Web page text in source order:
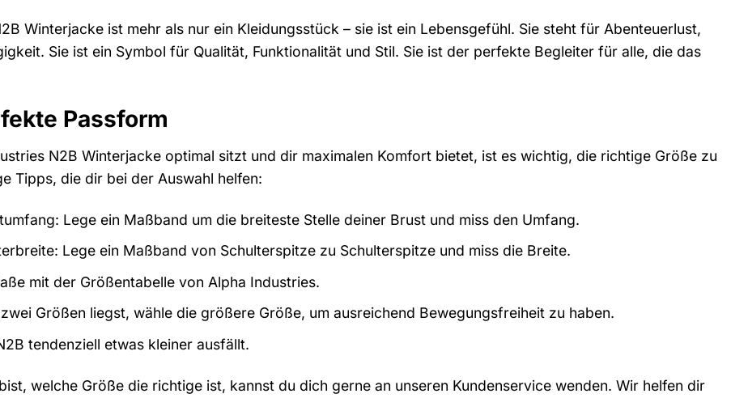
Winterjacke ist mehr als nur ein Kleidungsstück – sie ist ein Lebensgefühl. Sie steht für Abenteuerlust,
Sie ist ein Symbol für Qualität, Funktionalität und Stil. Sie ist der perfekte Begleiter für alle, die das
Passform
N2B Winterjacke optimal sitzt und dir maximalen Komfort bietet, ist es wichtig, die richtige Größe zu
Tipps, die dir bei der Auswahl helfen:
Lege ein Maßband um die breiteste Stelle deiner Brust und miss den Umfang.
Lege ein Maßband von Schulterspitze zu Schulterspitze und miss die Breite.
mit der Größentabelle von Alpha Industries.
Größen liegst, wähle die größere Größe, um ausreichend Bewegungsfreiheit zu haben.
tendenziell etwas kleiner ausfällt.
welche Größe die richtige ist, kannst du dich gerne an unseren Kundenservice wenden. Wir helfen dir